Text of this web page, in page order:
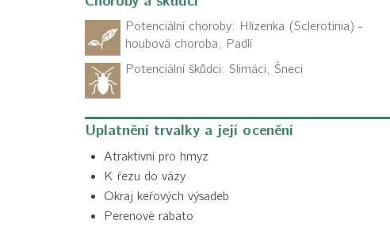
Potenciální choroby: Hlízenka (Sclerotinia) -
houbová choroba, Padlí
Potenciální škůdci: Slimáci, Šneci
Uplatnění trvalky a její ocenění
Atraktivní pro hmyz
K řezu do vázy
Okraj keřových výsadeb
Perenové rabato